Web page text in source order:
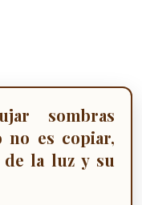
sombras
no es copiar,
la luz y su